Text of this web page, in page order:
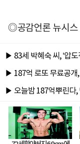
◎공감언론 뉴시스